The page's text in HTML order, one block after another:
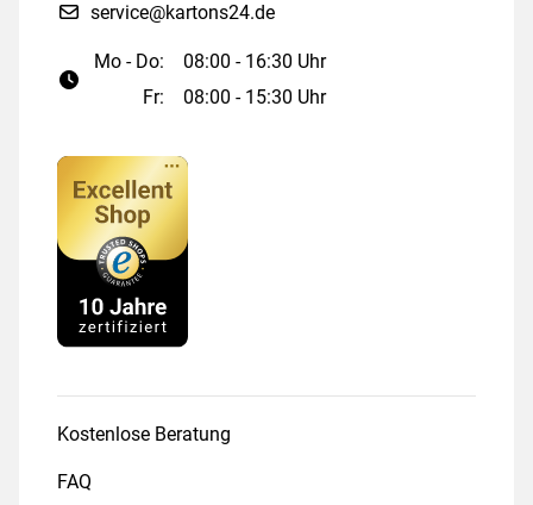
service@kartons24.de
Mo - Do:
08:00 - 16:30 Uhr
Fr:
08:00 - 15:30 Uhr
Kostenlose Beratung
FAQ